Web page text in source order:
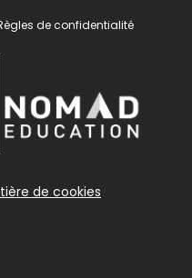
de confidentialité
de cookies